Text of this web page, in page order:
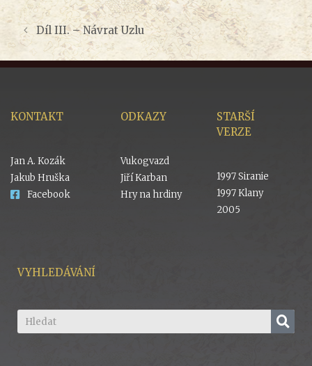
Díl III. – Návrat Uzlu
KONTAKT
Jan A. Kozák
Jakub Hruška
Facebook
ODKAZY
Vukogvazd
Jiří Karban
Hry na hrdiny
STARŠÍ
VERZE
1997 Siranie
1997 Klany
2005
VYHLEDÁVÁNÍ